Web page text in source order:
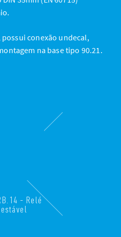
possui conexão undecal,
na base tipo 90.21.
- Relé